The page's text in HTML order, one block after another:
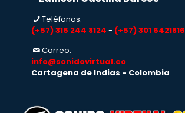
Teléfonos:
(+57) 316 244 8124 - (+57) 301 6421816
Correo:
info@sonidovirtual.co
Cartagena de Indias - Colombia